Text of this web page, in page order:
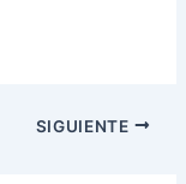
SIGUIENTE